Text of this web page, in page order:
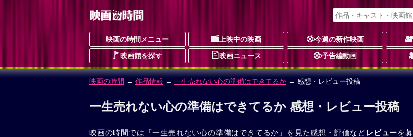
映画の時間メニュー 上映中の映画 今週の新作映画
映画館を探す 映画ニュース 予告編動画
映画の時間 → 作品情報 → 一生売れない心の準備はできてるか → 感想・レビュー投稿
一生売れない心の準備はできてるか 感想・レビュー投稿
映画の時間では「一生売れない心の準備はできてるか」を見た感想・評価などレビューを募